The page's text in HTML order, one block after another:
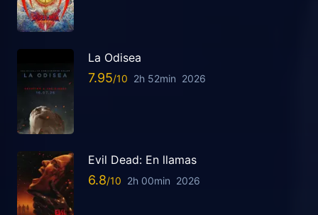
La Odisea
7.95 2h 52min 2026
Evil Dead: En llamas
6.8 2h 00min 2026